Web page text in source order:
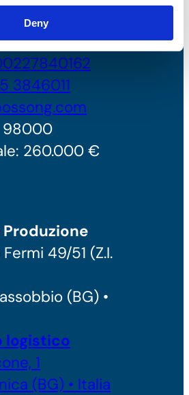
Deny
3846011
98000
260.000 €
Produzione
49/51 (Z.I.
(BG) •
logistico
1
(BG) • Italia